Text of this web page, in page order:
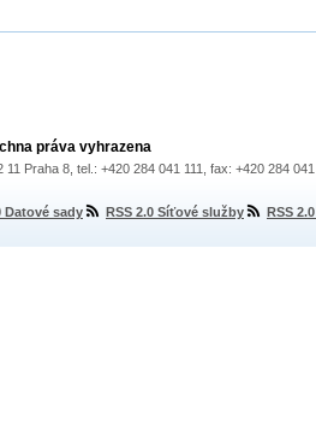
práva vyhrazena
11 Praha 8, tel.: +420 284 041 111, fax: +420 284
Datové sady RSS 2.0 Síťové služby RSS